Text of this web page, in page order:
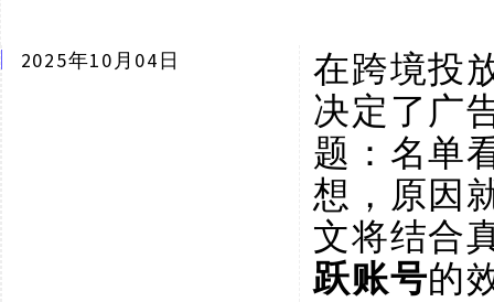
2025年10月04日
在跨境投
决定了广
题：名单
想，原因
文将结合
跃账号的